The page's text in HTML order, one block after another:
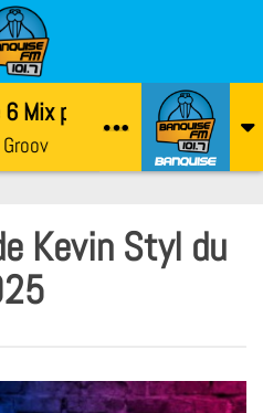
Mix par PetonDji
Kevin Styl du